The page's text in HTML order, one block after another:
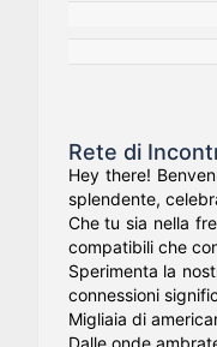
Rete di
Hey there!
splendente,
Che tu sia nella
compatibili che
Sperimenta la
connessioni
Migliaia di
Dalle onde